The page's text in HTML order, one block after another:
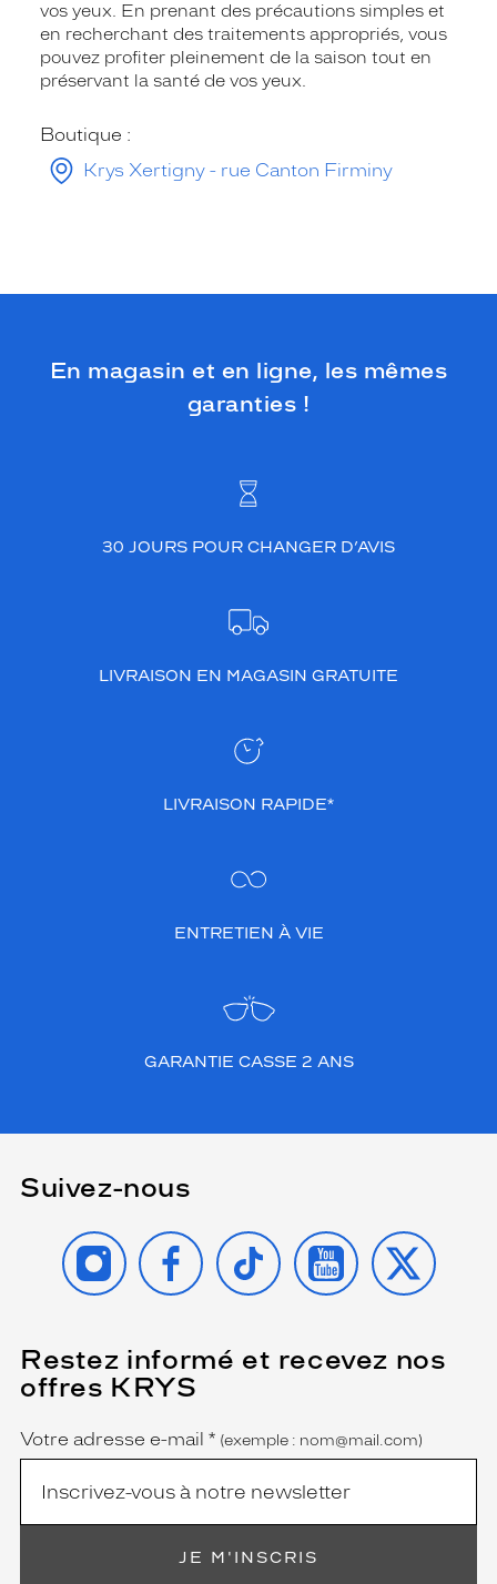
vos yeux. En prenant des précautions simples et
en recherchant des traitements appropriés, vous
pouvez profiter pleinement de la saison tout en
préservant la santé de vos yeux.
Boutique :
Krys Xertigny - rue Canton Firminy
En magasin et en ligne, les mêmes
garanties !
30 JOURS POUR CHANGER D’AVIS
LIVRAISON EN MAGASIN GRATUITE
LIVRAISON RAPIDE*
ENTRETIEN À VIE
GARANTIE CASSE 2 ANS
Suivez-nous
INSTAGRAMFACEBOOK
TIKTOK YOUTUBE
X
Restez informé et recevez nos
offres KRYS
Name
Votre adresse e-mail *
(Ce
champ
est
obligatoire)
(exemple : nom@mail.com)
JE M'INSCRIS